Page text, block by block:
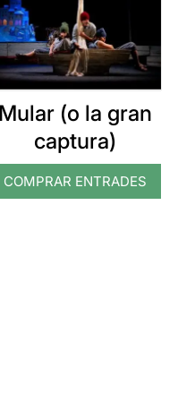
Mular (o la gran
captura)
COMPRAR ENTRADES